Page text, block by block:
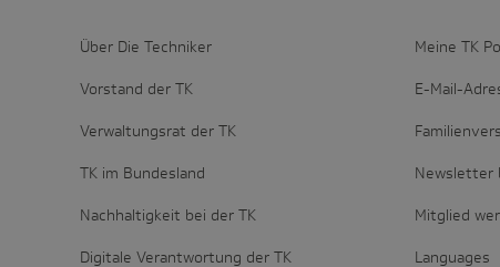
Über Die Techniker
Vorstand der TK
Verwaltungsrat der TK
TK im Bundesland
Nachhaltigkeit bei der TK
Digitale Verantwortung der TK
Meine TK
E-Mail-
Newsletter
Mitglied
Languages